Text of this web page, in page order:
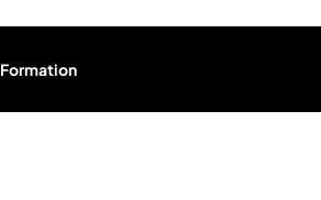
Formation